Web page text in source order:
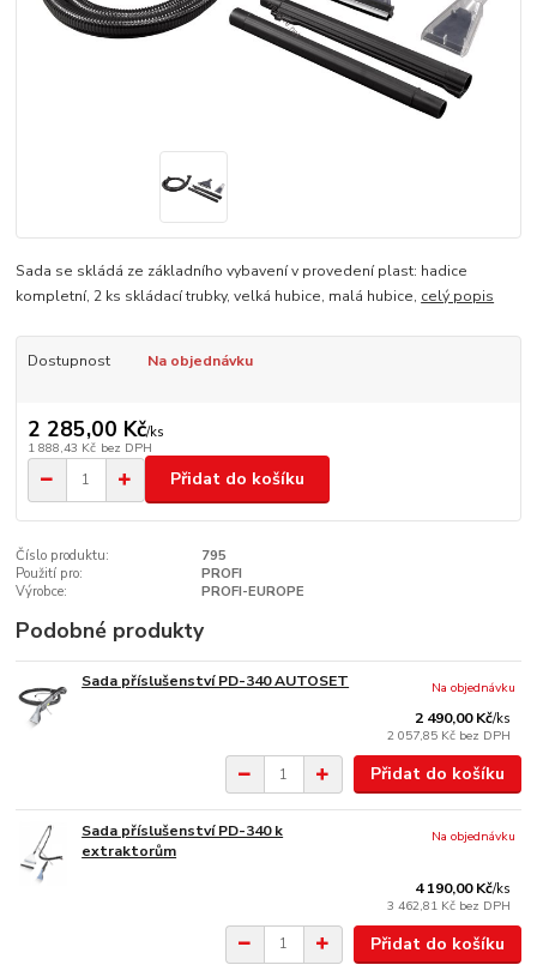
Sada se skládá ze základního vybavení v provedení plast: hadice
kompletní, 2 ks skládací trubky, velká hubice, malá hubice, celý popis
Dostupnost Na objednávku
2 285,00 Kč/ks
1 888,43 Kč bez DPH
Přidat do košíku
Číslo produktu:
795
Použití pro:
PROFI
Výrobce:
PROFI-EUROPE
Podobné produkty
Sada příslušenství PD-340 AUTOSET
2 490,00 Kč/ks
2 057,85 Kč bez DPH
Na objednávku
Přidat do košíku
Sada příslušenství PD-340 k
extraktorům
4 190,00 Kč/ks
3 462,81 Kč bez DPH
Na objednávku
Přidat do košíku